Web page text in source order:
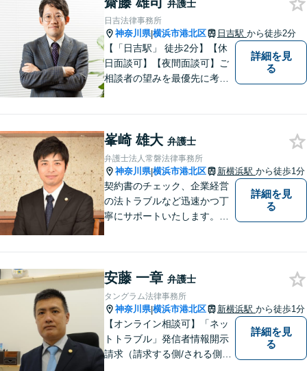
弁護士
日吉法律事務所
神奈川県|横浜市港北区 日吉駅 から徒歩2分
【「日吉駅」 徒歩2分】【休
日面談可】【夜間面談可】ご
相談者の望みを最優先に考
率直にお伝えしています。 ぜ
ひお気軽に、当事務所までお
越しください。
詳細を見
る
峯崎 雄大 弁護士
弁護士法人常磐法律事務所
神奈川県|横浜市港北区 新横浜駅 から徒歩1分
契約書のチェック、企業経営
の法トラブルなど迅速かつ丁
寧にサポートいたします。ど
詳細を見
る
安藤 一章 弁護士
タングラム法律事務所
神奈川県|横浜市港北区 新横浜駅 から徒歩1分
【オンライン相談可】「ネッ
トトラブル」発信者情報開示
請求（請求する側/される側）
詳細を見
る